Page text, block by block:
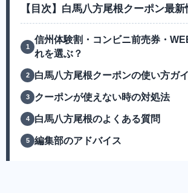
【目次】白馬八方尾根クーポン最新
信州体験割・コンビニ前売券・
れを選ぶ？
白馬八方尾根クーポンの使い方ガ
クーポンが使えない時の対処法
白馬八方尾根のよくある質問
編集部のアドバイス